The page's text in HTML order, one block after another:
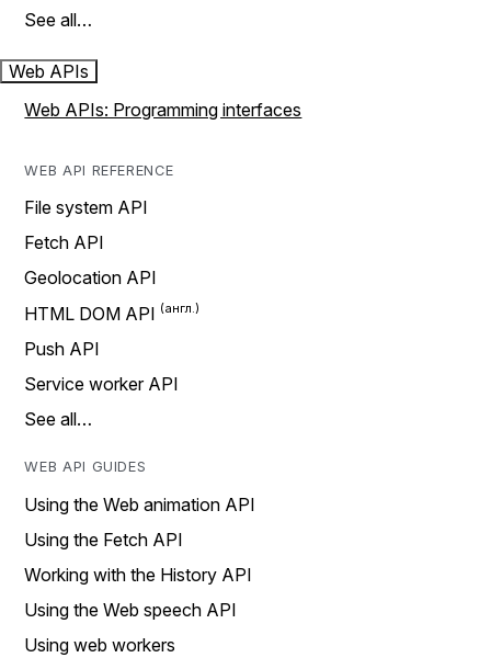
See all…
Web APIs
Web APIs: Programming interfaces
WEB API REFERENCE
File system API
Fetch API
Geolocation API
HTML DOM API
Push API
Service worker API
See all…
WEB API GUIDES
Using the Web animation API
Using the Fetch API
Working with the History API
Using the Web speech API
Using web workers